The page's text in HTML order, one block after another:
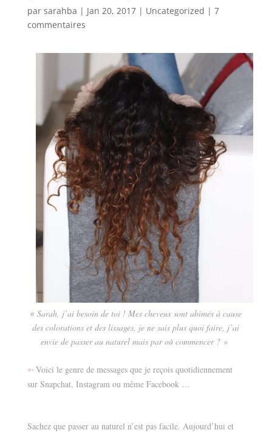
par sarahba | Jan 20, 2017| Uncategorized | 7
commentaires
« Sarah, j’ai besoin de toi ! Mes cheveux sont abîmés à cause
des colorations et des lissages, je ne sais plus quoi faire, j’ai
envie de passer au naturel mais par où commencer ? »
➳ Voici le genre de messages que je reçois quotidiennement
sur Snapchat, Instagram ou même Facebook …
Sachez que passer au naturel n’est pas facile. Aujourd’hui et